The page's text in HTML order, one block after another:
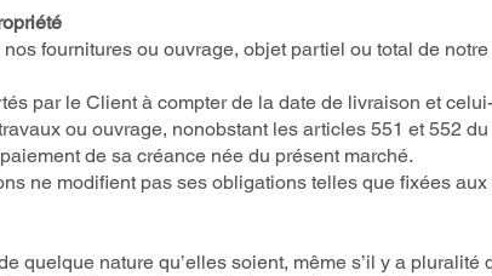
fournitures ou ouvrage, objet partiel ou total de
par le Client à compter de la date de livraison et
ou ouvrage, nonobstant les articles 551 et 552
de sa créance née du présent marché.
ne modifient pas ses obligations telles que fixées
quelque nature qu’elles soient, même s’il y a